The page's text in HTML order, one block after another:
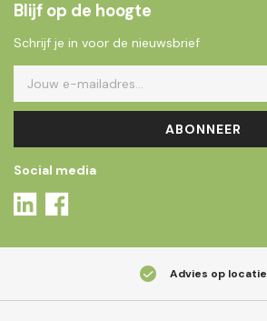
Blijf op de hoogte
Schrijf je in voor de nieuwsbrief
ABONNEER
Social media
Advies op locatie